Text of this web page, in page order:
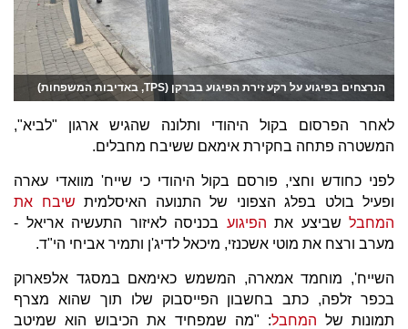
הנרצחים בפיגוע על רקע זירת הפיגוע בברקן (TPS, באדיבות המשפחות)
לאחר הפרסום בקול היהודי ותלונה שהגיש ארגון "לביא",
המשטרה פתחה בחקירת אימאם ששיבח מחבלים.
לפני כחודש וחצי, פורסם בקול היהודי כי שייח' מוואדי עארה
ופעיל בולט בפלג הצפוני של התנועה האיסלמית שיבח את
המחבל שביצע את הפיגוע בכניסה לאיזור התעשיה אריאל -
מערב ורצח את מוטי אשכנזי, מיכאל לדיג'ן ותמיר אביחי הי"ד.
השייח', מוחמד אמארה, המשמש כאימאם במסגד אלפארוק
בכפר זלפה, כתב בחשבון הפייסבוק שלו תוך שהוא מצרף
תמונות של המחבל:
"מה שמפחיד את הכיבוש הוא שמיטב